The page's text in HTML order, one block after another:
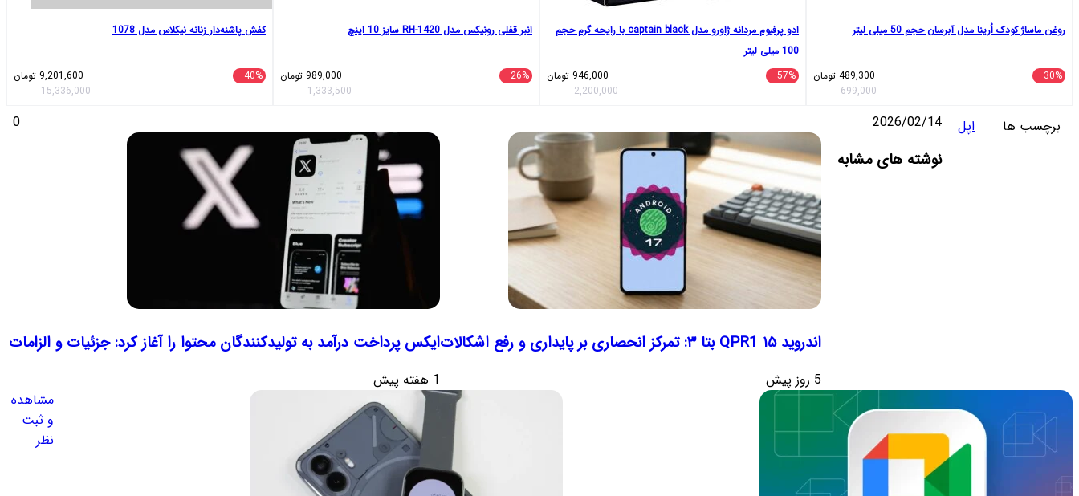
روغن ماساژ کودک اُرینا مدل آبرسان حجم 50 میلی لیتر
30%
489,300 تومان
699,000
ادو پرفیوم مردانه ژاورو مدل captain black با رایحه گرم حجم
100 میلی لیتر
57%
946,000 تومان
2,200,000
انبر قفلی رونیکس مدل RH-1420 سایز 10 اینچ
26%
989,000 تومان
1,333,500
کفش پاشنه‌دار زنانه نیکلاس مدل 1078
40%
9,201,600 تومان
15,336,000
برچسب ها اپل 2026/02/14
0
آپ
گذاری
نوشته های مشابه
اندروید ۱۵ QPR1 بتا ۳: تمرکز انحصاری بر پایداری و رفع اشکالات
5 روز پیش
ایکس پرداخت درآمد به تولیدکنندگان محتوا را آغاز کرد: جزئیات و الزامات
1 هفته پیش
مشاهده
و ثبت
نظر